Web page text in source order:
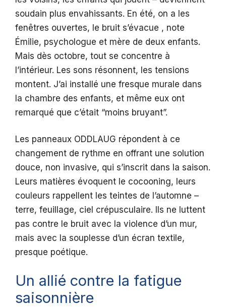
soudain plus envahissants. En été, on a les
fenêtres ouvertes, le bruit s’évacue , note
Émilie, psychologue et mère de deux enfants.
Mais dès octobre, tout se concentre à
l’intérieur. Les sons résonnent, les tensions
montent. J’ai installé une fresque murale dans
la chambre des enfants, et même eux ont
remarqué que c’était “moins bruyant”.
Les panneaux ODDLAUG répondent à ce
changement de rythme en offrant une solution
douce, non invasive, qui s’inscrit dans la saison.
Leurs matières évoquent le cocooning, leurs
couleurs rappellent les teintes de l’automne –
terre, feuillage, ciel crépusculaire. Ils ne luttent
pas contre le bruit avec la violence d’un mur,
mais avec la souplesse d’un écran textile,
presque poétique.
Un allié contre la fatigue
saisonnière